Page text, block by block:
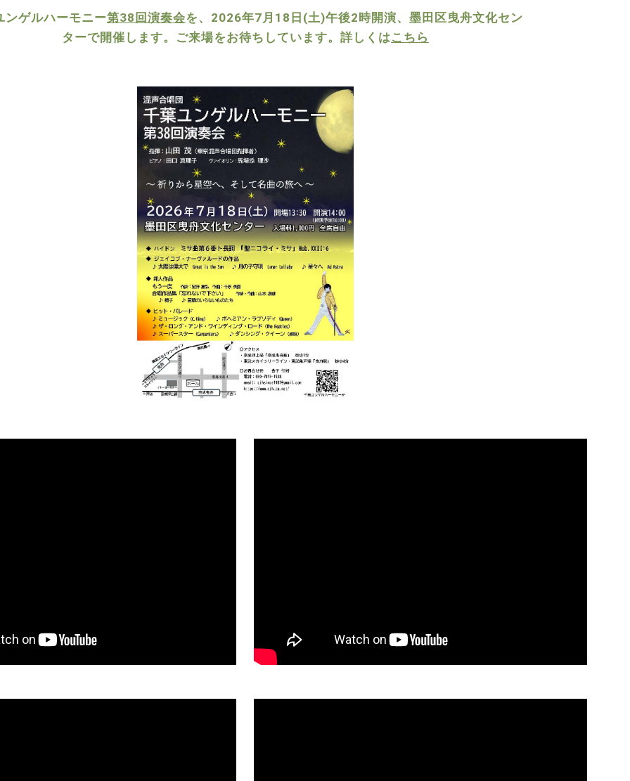
ンゲルハーモニー第38回演奏会を、2026年7月18日(土)午後2時開演、墨田区曳舟文化セン
ターで開催します。ご来場をお待ちしています。詳しくはこちら